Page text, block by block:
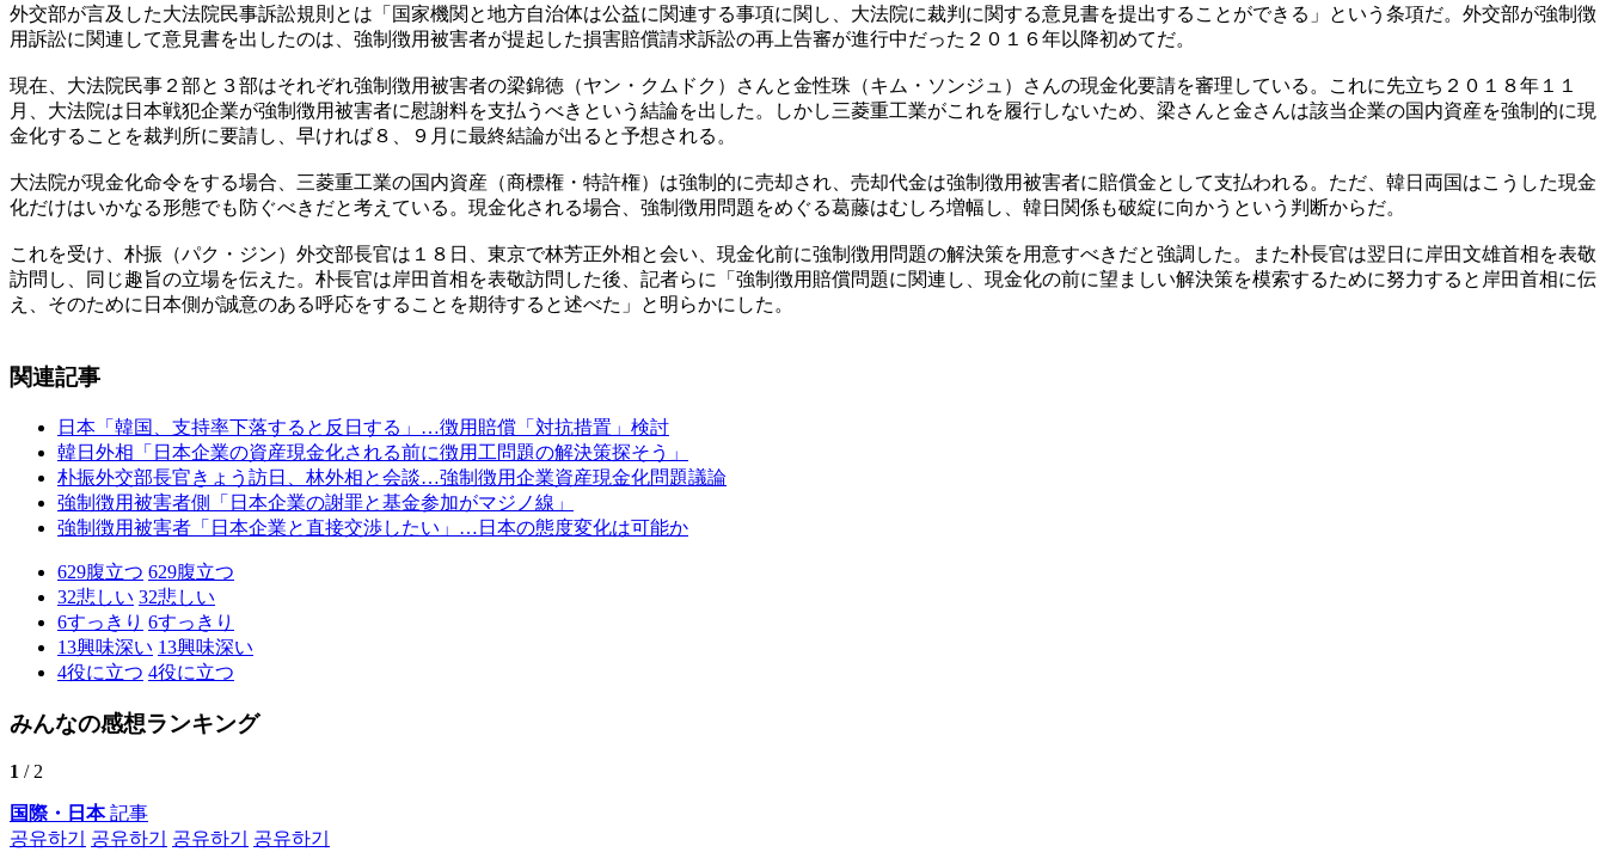
外交部が言及した大法院民事訴訟規則とは「国家機関と地方自治体は公益に関連する事項に関し、大法院に裁判に関する意見書を提出することができる」という条項だ。外交部が強制徴
用訴訟に関連して意見書を出したのは、強制徴用被害者が提起した損害賠償請求訴訟の再上告審が進行中だった２０１６年以降初めてだ。
現在、大法院民事２部と３部はそれぞれ強制徴用被害者の梁錦徳（ヤン・クムドク）さんと金性珠（キム・ソンジュ）さんの現金化要請を審理している。これに先立ち２０１８年１１
月、大法院は日本戦犯企業が強制徴用被害者に慰謝料を支払うべきという結論を出した。しかし三菱重工業がこれを履行しないため、梁さんと金さんは該当企業の国内資産を強制的に現
金化することを裁判所に要請し、早ければ８、９月に最終結論が出ると予想される。
大法院が現金化命令をする場合、三菱重工業の国内資産（商標権・特許権）は強制的に売却され、売却代金は強制徴用被害者に賠償金として支払われる。ただ、韓日両国はこうした現金
化だけはいかなる形態でも防ぐべきだと考えている。現金化される場合、強制徴用問題をめぐる葛藤はむしろ増幅し、韓日関係も破綻に向かうという判断からだ。
これを受け、朴振（パク・ジン）外交部長官は１８日、東京で林芳正外相と会い、現金化前に強制徴用問題の解決策を用意すべきだと強調した。また朴長官は翌日に岸田文雄首相を表敬
訪問し、同じ趣旨の立場を伝えた。朴長官は岸田首相を表敬訪問した後、記者らに「強制徴用賠償問題に関連し、現金化の前に望ましい解決策を模索するために努力すると岸田首相に伝
え、そのために日本側が誠意のある呼応をすることを期待すると述べた」と明らかにした。
関連記事
日本「韓国、支持率下落すると反日する」…徴用賠償「対抗措置」検討
韓日外相「日本企業の資産現金化される前に徴用工問題の解決策探そう」
朴振外交部長官きょう訪日、林外相と会談…強制徴用企業資産現金化問題議論
強制徴用被害者側「日本企業の謝罪と基金参加がマジノ線」
強制徴用被害者「日本企業と直接交渉したい」…日本の態度変化は可能か
629腹立つ 629腹立つ
32悲しい 32悲しい
6すっきり 6すっきり
13興味深い 13興味深い
4役に立つ 4役に立つ
みんなの感想ランキング
1 / 2
国際・日本記事
공유하기
공유하기 공유하기 공유하기